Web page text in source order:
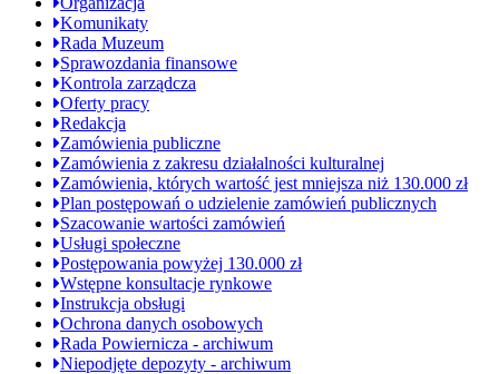
stron
Komunikaty
Rada Muzeum
Sprawozdania finansowe
Kontrola zarządcza
Oferty pracy
Redakcja
Zamówienia publiczne
Zamówienia z zakresu działalności kulturalnej
Zamówienia, których wartość jest mniejsza niż 130.000 zł
Plan postępowań o udzielenie zamówień publicznych
Szacowanie wartości zamówień
Usługi społeczne
Postępowania powyżej 130.000 zł
Wstępne konsultacje rynkowe
Instrukcja obsługi
Ochrona danych osobowych
Rada Powiernicza - archiwum
Niepodjęte depozyty - archiwum